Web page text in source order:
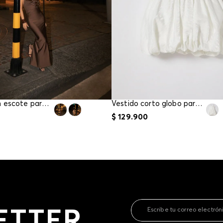
te
Vestido con escote para mujer Vestido corto globo para girl
$ 129.900